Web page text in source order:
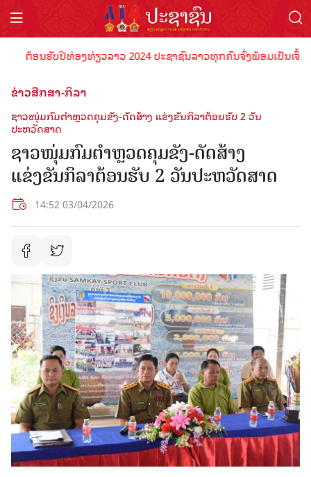
ຕ້ອນຮັບປີທ່ອງທ່ຽວລາວ 2024 ປະຊາຊົນລາວທຸກຄົນຈົ່ງພ້ອມເປັນເຈົ້າ
ຂ່າວສືກສາ-ກິລາ
ຊາວໜຸ່ມກົມຕຳຫຼວດຄຸມຂັງ-ດັດສ້າງ ແຂ່ງຂັນກິລາຕ້ອນຮັບ 2 ວັນ
ປະຫວັດສາດ
ຊາວໜຸ່ມກົມຕຳຫຼວດຄຸມຂັງ-ດັດສ້າງ
ແຂ່ງຂັນກິລາຕ້ອນຮັບ 2 ວັນປະຫວັດສາດ
14:52 03/04/2026